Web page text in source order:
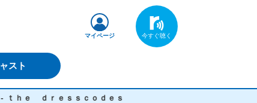
スト
マイページ
ｓｓｃｏｄｅｓ